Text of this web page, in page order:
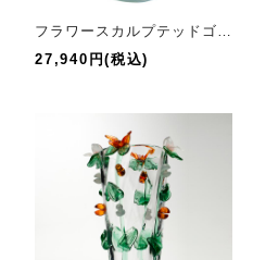
フラワースカルプテッドゴートベース
27,940円(税込)